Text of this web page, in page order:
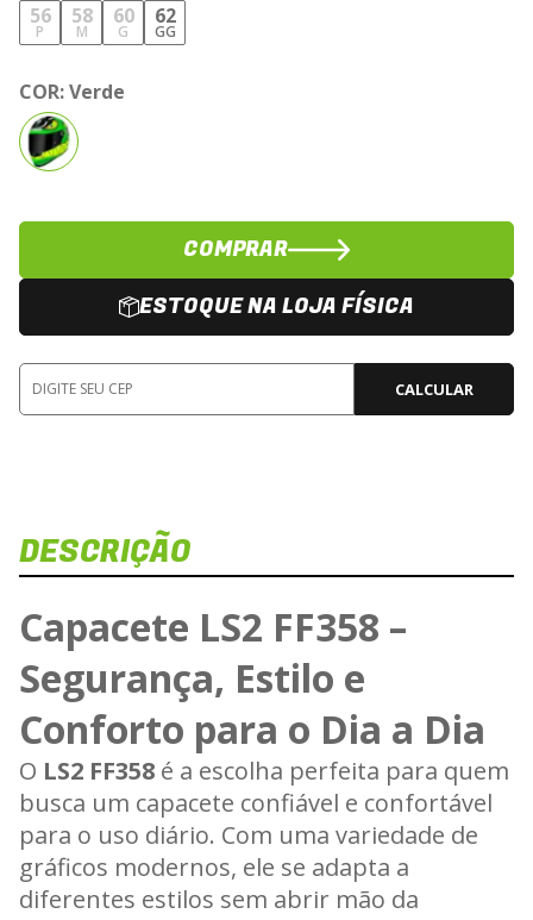
56
P
58
M
60
G
62
GG
COR:Verde
COMPRAR
ESTOQUE NA LOJA FÍSICA
CALCULAR
DESCRIÇÃO
Capacete LS2 FF358 –
Segurança, Estilo e
Conforto para o Dia a Dia
O LS2 FF358 é a escolha perfeita para quem
busca um capacete confiável e confortável
para o uso diário. Com uma variedade de
gráficos modernos, ele se adapta a
diferentes estilos sem abrir mão da